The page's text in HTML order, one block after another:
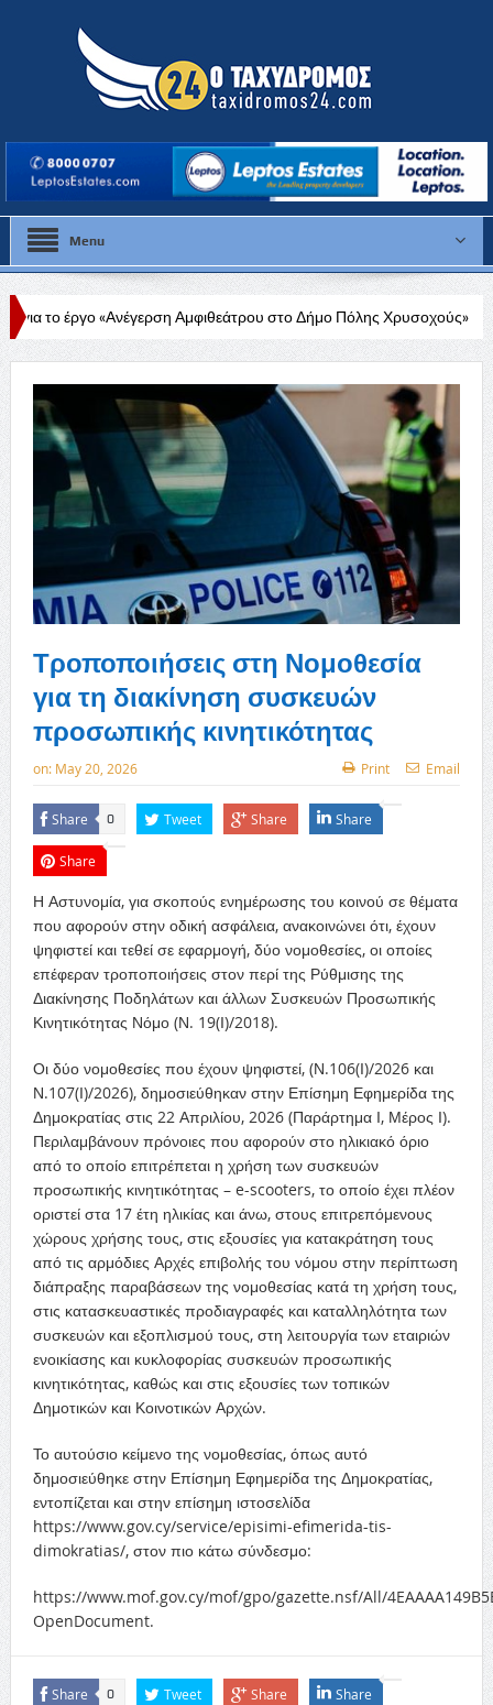
Menu
Αμφιθεάτρου στο Δήμο Πόλης Χρυσοχούς» Στάλω
Τροποποιήσεις στη Νομοθεσία
για τη διακίνηση συσκευών
προσωπικής κινητικότητας
on: May 20, 2026 Print Email
Share 0 Tweet Share Share
Share
Η Αστυνομία, για σκοπούς ενημέρωσης του κοινού σε θέματα
που αφορούν στην οδική ασφάλεια, ανακοινώνει ότι, έχουν
ψηφιστεί και τεθεί σε εφαρμογή, δύο νομοθεσίες, οι οποίες
επέφεραν τροποποιήσεις στον περί της Ρύθμισης της
Διακίνησης Ποδηλάτων και άλλων Συσκευών Προσωπικής
Κινητικότητας Νόμο (Ν. 19(Ι)/2018).
Οι δύο νομοθεσίες που έχουν ψηφιστεί, (Ν.106(Ι)/2026 και
Ν.107(Ι)/2026), δημοσιεύθηκαν στην Επίσημη Εφημερίδα της
Δημοκρατίας στις 22 Απριλίου, 2026 (Παράρτημα Ι, Μέρος Ι).
Περιλαμβάνουν πρόνοιες που αφορούν στο ηλικιακό όριο
από το οποίο επιτρέπεται η χρήση των συσκευών
προσωπικής κινητικότητας – e-scooters, το οποίο έχει πλέον
οριστεί στα 17 έτη ηλικίας και άνω, στους επιτρεπόμενους
χώρους χρήσης τους, στις εξουσίες για κατακράτηση τους
από τις αρμόδιες Αρχές επιβολής του νόμου στην περίπτωση
διάπραξης παραβάσεων της νομοθεσίας κατά τη χρήση τους,
στις κατασκευαστικές προδιαγραφές και καταλληλότητα των
συσκευών και εξοπλισμού τους, στη λειτουργία των εταιριών
ενοικίασης και κυκλοφορίας συσκευών προσωπικής
κινητικότητας, καθώς και στις εξουσίες των τοπικών
Δημοτικών και Κοινοτικών Αρχών.
Το αυτούσιο κείμενο της νομοθεσίας, όπως αυτό
δημοσιεύθηκε στην Επίσημη Εφημερίδα της Δημοκρατίας,
εντοπίζεται και στην επίσημη ιστοσελίδα
https://www.gov.cy/service/episimi-efimerida-tis-
dimokratias/, στον πιο κάτω σύνδεσμο:
https://www.mof.gov.cy/mof/gpo/gazette.nsf/All/
OpenDocument.
Share 0 Tweet Share Share